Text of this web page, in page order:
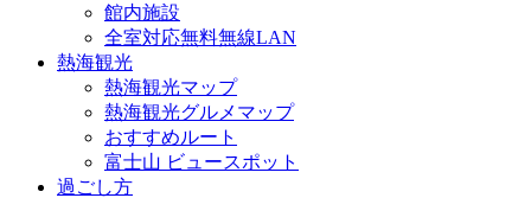
館内施設
全室対応無料無線LAN
熱海観光
熱海観光マップ
熱海観光グルメマップ
おすすめルート
富士山 ビュースポット
過ごし方